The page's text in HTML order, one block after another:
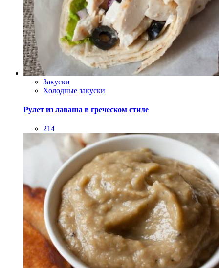
Закуски
Холодные закуски
Рулет из лаваша в греческом стиле
Соусы и заправки
Баба-гануш